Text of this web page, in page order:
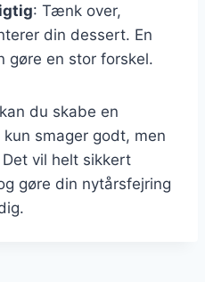
: Tænk over,
din dessert. En
gøre en stor forskel.
du skabe en
smager godt, men
vil helt sikkert
gøre din nytårsfejring